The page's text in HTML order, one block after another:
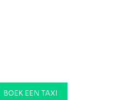
BOEK EEN TAXI